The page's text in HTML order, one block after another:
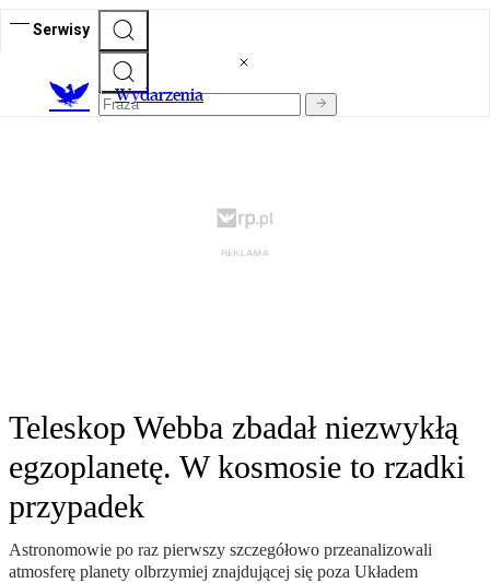
Serwisy
Wydarzenia
Teleskop Webba zbadał niezwykłą
egzoplanetę. W kosmosie to rzadki
przypadek
Astronomowie po raz pierwszy szczegółowo przeanalizowali
atmosferę planety olbrzymiej znajdującej się poza Układem